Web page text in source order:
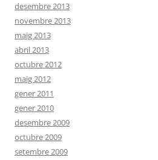
desembre 2013
novembre 2013
maig 2013
abril 2013
octubre 2012
maig 2012
gener 2011
gener 2010
desembre 2009
octubre 2009
setembre 2009